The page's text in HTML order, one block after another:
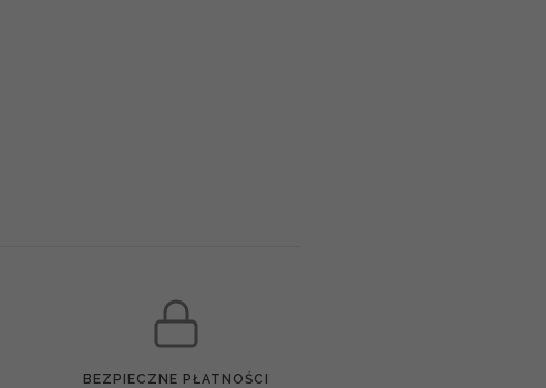
BEZPIECZNE PŁATNOŚCI